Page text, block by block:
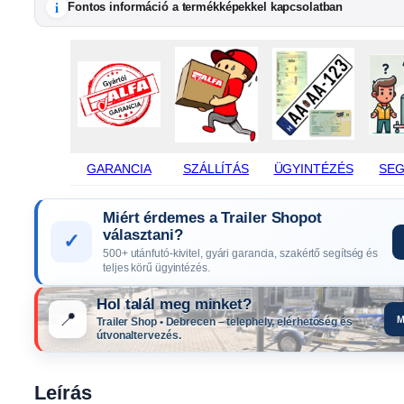
i Fontos információ a termékképekkel kapcsolatban
GARANCIA SZÁLLÍTÁS ÜGYINTÉZÉS
✓
Miért érdemes a Trailer Shopot
választani?
500+ utánfutó-kivitel, gyári garancia, szakértő segítség és
teljes körű ügyintézés.
📍
Hol talál meg minket?
Trailer Shop • Debrecen – telephely, elérhetőség és
útvonaltervezés.
Leírás